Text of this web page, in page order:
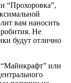
“Прохоровка”,
вам наносить
Не
будут отлично
или